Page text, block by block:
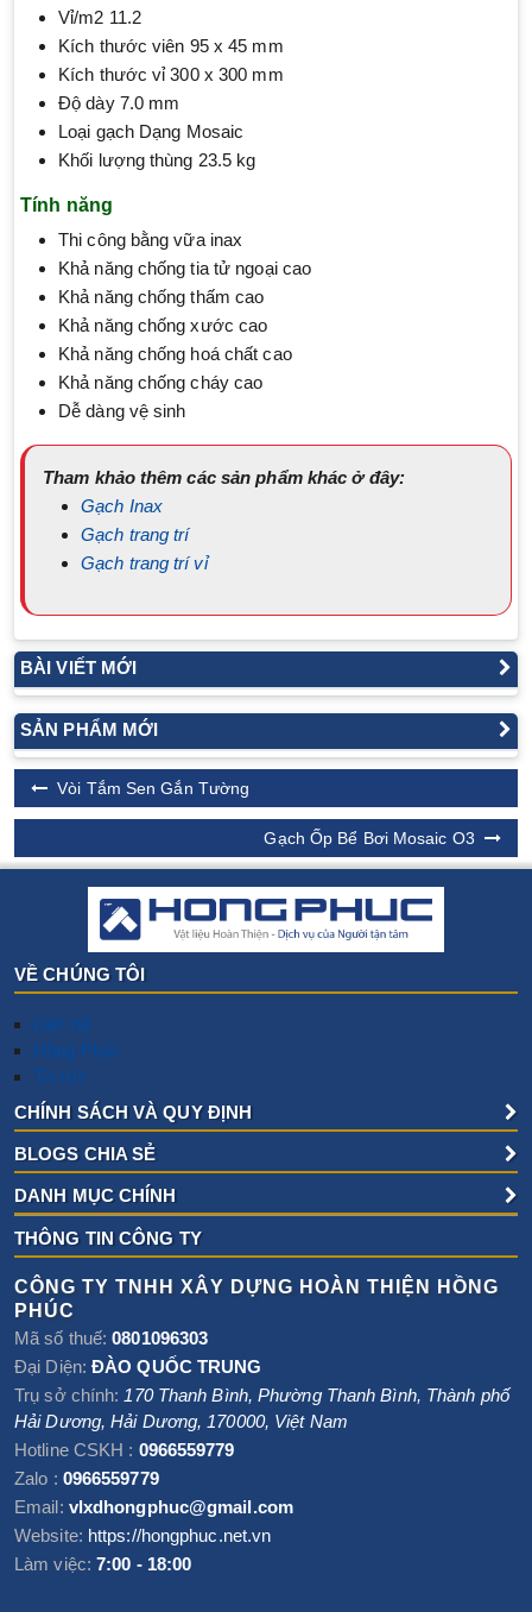
Vỉ/m2 11.2
Kích thước viên 95 x 45 mm
Kích thước vỉ 300 x 300 mm
Độ dày 7.0 mm
Loại gạch Dạng Mosaic
Khối lượng thùng 23.5 kg
Tính năng
Thi công bằng vữa inax
Khả năng chống tia tử ngoại cao
Khả năng chống thấm cao
Khả năng chống xước cao
Khả năng chống hoá chất cao
Khả năng chống cháy cao
Dễ dàng vệ sinh
Tham khảo thêm các sản phẩm khác ở đây:
Gạch Inax
Gạch trang trí
Gạch trang trí vỉ
BÀI VIẾT MỚI
SẢN PHẨM MỚI
Vòi Tắm Sen Gắn Tường
Gạch Ốp Bể Bơi Mosaic O3
VỀ CHÚNG TÔI
Liên hệ
Hồng Phúc
Tin tức
CHÍNH SÁCH VÀ QUY ĐỊNH
BLOGS CHIA SẺ
DANH MỤC CHÍNH
THÔNG TIN CÔNG TY
CÔNG TY TNHH XÂY DỰNG HOÀN THIỆN HỒNG
PHÚC
Mã số thuế:0801096303
Đại Diện: ĐÀO QUỐC TRUNG
Trụ sở chính: 170 Thanh Bình, Phường Thanh Bình, Thành phố
Hải Dương,Hải Dương, 170000, Việt Nam
Hotline CSKH : 0966559779
Zalo : 0966559779
Email: vlxdhongphuc@gmail.com
Website: https://hongphuc.net.vn
Làm việc: 7:00 - 18:00